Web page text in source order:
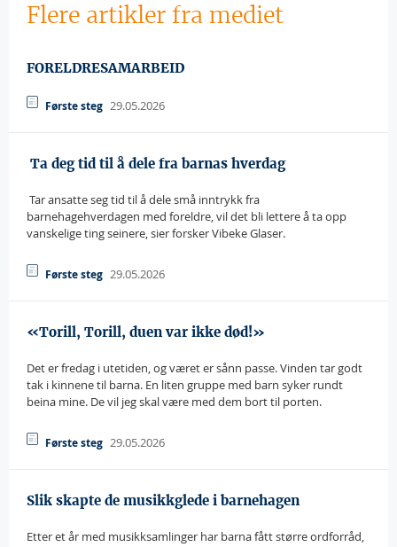
Flere artikler fra mediet
FORELDRESAMARBEID
Første steg 29.05.2026
 Ta deg tid til å dele fra barnas hverdag
 Tar ansatte seg tid til å dele små inntrykk fra
barnehagehverdagen med foreldre, vil det bli lettere å ta opp
vanskelige ting seinere, sier forsker Vibeke Glaser.
Første steg 29.05.2026
«Torill, Torill, duen var ikke død!»
Det er fredag i utetiden, og været er sånn passe. Vinden tar godt
tak i kinnene til barna. En liten gruppe med barn syker rundt
beina mine. De vil jeg skal være med dem bort til porten.
Første steg 29.05.2026
Slik skapte de musikkglede i barnehagen
Etter et år med musikksamlinger har barna fått større ordforråd,